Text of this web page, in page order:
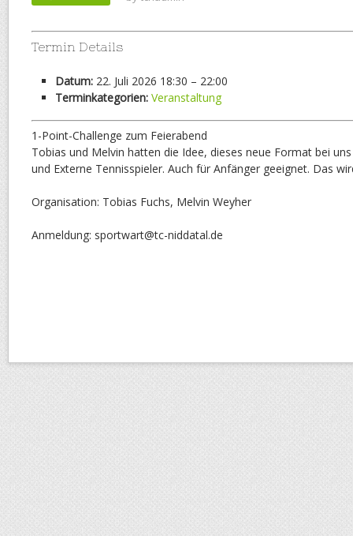
Termin Details
Datum: 22. Juli 2026 18:30 – 22:00
Terminkategorien: Veranstaltung
1-Point-Challenge zum Feierabend
Tobias und Melvin hatten die Idee, dieses neue Format bei
und Externe Tennisspieler. Auch für Anfänger geeignet. Das
Organisation: Tobias Fuchs, Melvin Weyher
Anmeldung: sportwart@tc-niddatal.de